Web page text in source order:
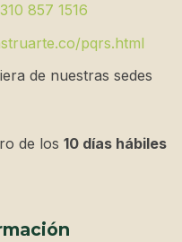
310 857 1516
pqrs.html
de nuestras sedes
de los 10 días hábiles